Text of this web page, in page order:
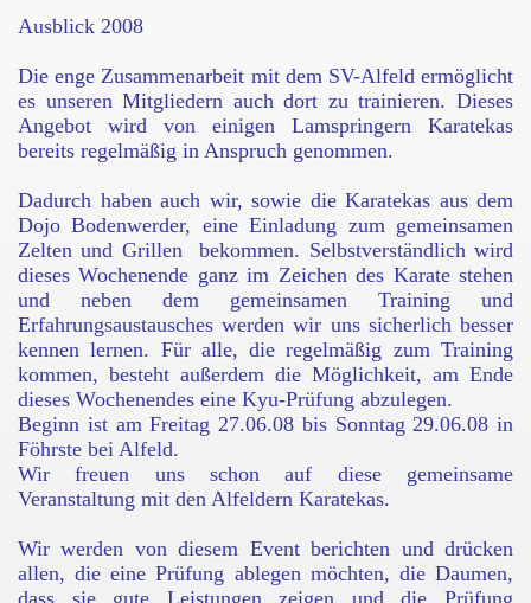
Ausblick 2008
Die enge Zusammenarbeit mit dem SV-Alfeld ermöglicht
es unseren Mitgliedern auch dort zu trainieren. Dieses
Angebot wird von einigen Lamspringern Karatekas
bereits regelmäßig in Anspruch genommen.
Dadurch haben auch wir, sowie die Karatekas aus dem
Dojo Bodenwerder, eine Einladung zum gemeinsamen
Zelten und Grillen
bekommen. Selbstverständlich wird
dieses Wochenende ganz im Zeichen des Karate stehen
und neben dem gemeinsamen Training und
Erfahrungsaustausches werden wir uns sicherlich besser
kennen lernen. Für alle, die regelmäßig zum Training
kommen, besteht außerdem die Möglichkeit, am Ende
dieses Wochenendes eine Kyu-Prüfung abzulegen.
Beginn ist am Freitag 27.06.08 bis Sonntag 29.06.08 in
Föhrste bei Alfeld.
Wir freuen uns schon auf diese gemeinsame
Veranstaltung mit den Alfeldern Karatekas.
Wir werden von diesem Event berichten und drücken
allen, die eine Prüfung ablegen möchten, die Daumen,
dass sie gute Leistungen zeigen und die Prüfung